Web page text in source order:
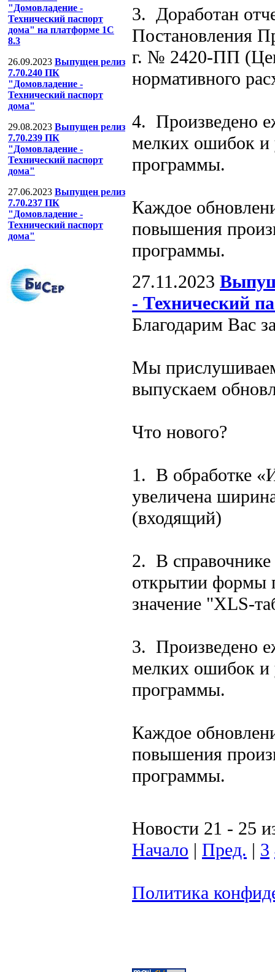
"Домовладение -
Технический паспорт
дома" на платформе 1С
8.3
26.09.2023 Выпущен релиз
7.70.240 ПК
"Домовладение -
Технический паспорт
дома"
29.08.2023 Выпущен релиз
7.70.239 ПК
"Домовладение -
Технический паспорт
дома"
27.06.2023 Выпущен релиз
7.70.237 ПК
"Домовладение -
Технический паспорт
дома"
3. Доработан
Постановления
г. № 2420-ПП
нормативного
4. Произведено
мелких ошибок и
программы.
Каждое
повышения
программы.
27.11.2023
- Технический
Благодарим Вас
Мы
выпускаем
Что нового?
1. В обработке
увеличена
(входящий)
2. В
открытии формы
значение "XLS-
3. Произведено
мелких ошибок и
программы.
Каждое
повышения
программы.
Новости 21 - 25
Начало | Пред. | 3
Политика